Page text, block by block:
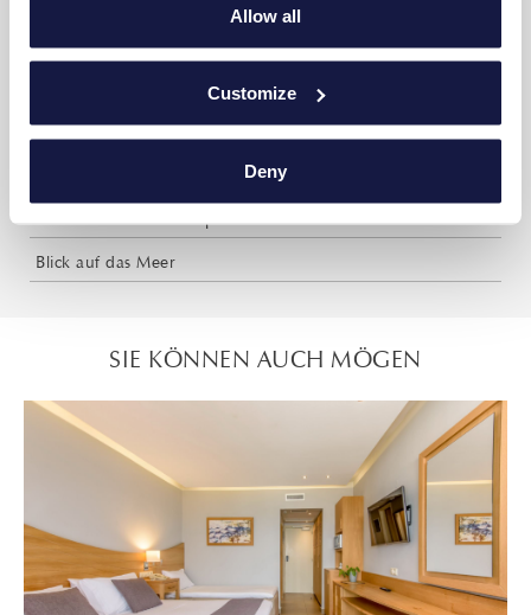
Allow all
Customize
Deny
Bis zu 2 Erwachsene + 1 Kind
Ein Schlafzimmer mit Doppelbett und einem bequemen
Sofa
Blick auf das Meer
SIE KÖNNEN AUCH MÖGEN